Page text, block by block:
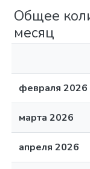
Общее
месяц
февраля 2026
марта 2026
апреля 2026